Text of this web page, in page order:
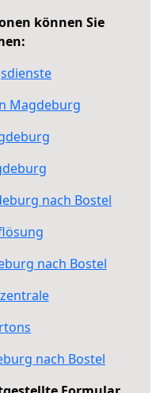
können Sie
Magdeburg
nach Bostel
nach Bostel
nach Bostel